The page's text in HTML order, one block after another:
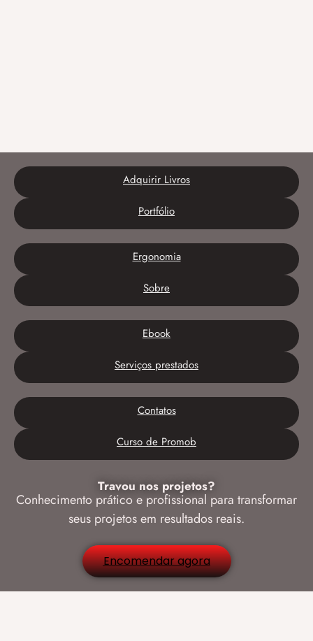
Adquirir Livros
Portfólio
Ergonomia
Sobre
Ebook
Serviços prestados
Contatos
Curso de Promob
Travou nos projetos?
Conhecimento prático e profissional para transformar
seus projetos em resultados reais.
Encomendar agora